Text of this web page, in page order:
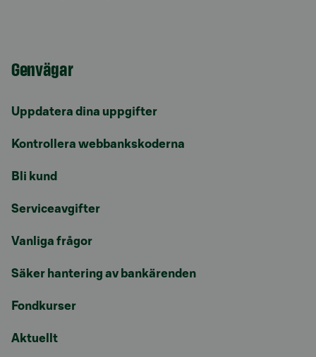
Genvägar
Uppdatera dina uppgifter
Kontrollera webbankskoderna
Bli kund
Serviceavgifter
Vanliga frågor
Säker hantering av bankärenden
Fondkurser
Aktuellt